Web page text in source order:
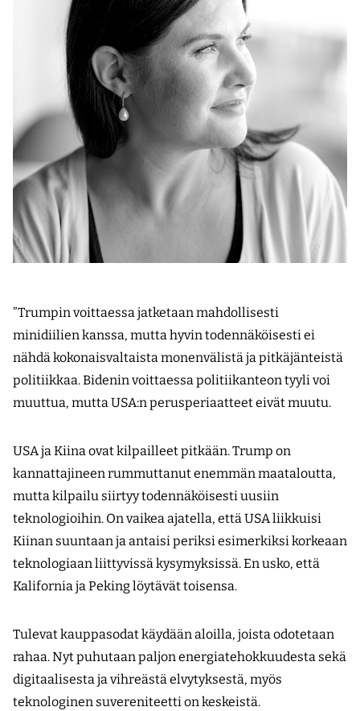
”Trumpin voittaessa jatketaan mahdollisesti
minidiilien kanssa, mutta hyvin todennäköisesti ei
nähdä kokonaisvaltaista monenvälistä ja pitkäjänteistä
politiikkaa. Bidenin voittaessa politiikanteon tyyli voi
muuttua, mutta USA:n perusperiaatteet eivät muutu.
USA ja Kiina ovat kilpailleet pitkään. Trump on
kannattajineen rummuttanut enemmän maataloutta,
mutta kilpailu siirtyy todennäköisesti uusiin
teknologioihin. On vaikea ajatella, että USA liikkuisi
Kiinan suuntaan ja antaisi periksi esimerkiksi korkeaan
teknologiaan liittyvissä kysymyksissä. En usko, että
Kalifornia ja Peking löytävät toisensa.
Tulevat kauppasodat käydään aloilla, joista odotetaan
rahaa. Nyt puhutaan paljon energiatehokkuudesta sekä
digitaalisesta ja vihreästä elvytyksestä, myös
teknologinen suvereniteetti on keskeistä.